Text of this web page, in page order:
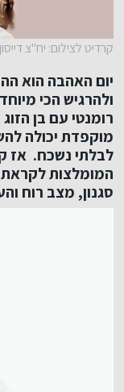
קרדיט לצילום: יח"צ דייסון
יום האהבה הוא
ולהרגיש הכי
רומנטי עם בן
מוקפדת יכולה
לבלתי נשכח. אז
המומלצות לקראת
סגנון, מצב רוח